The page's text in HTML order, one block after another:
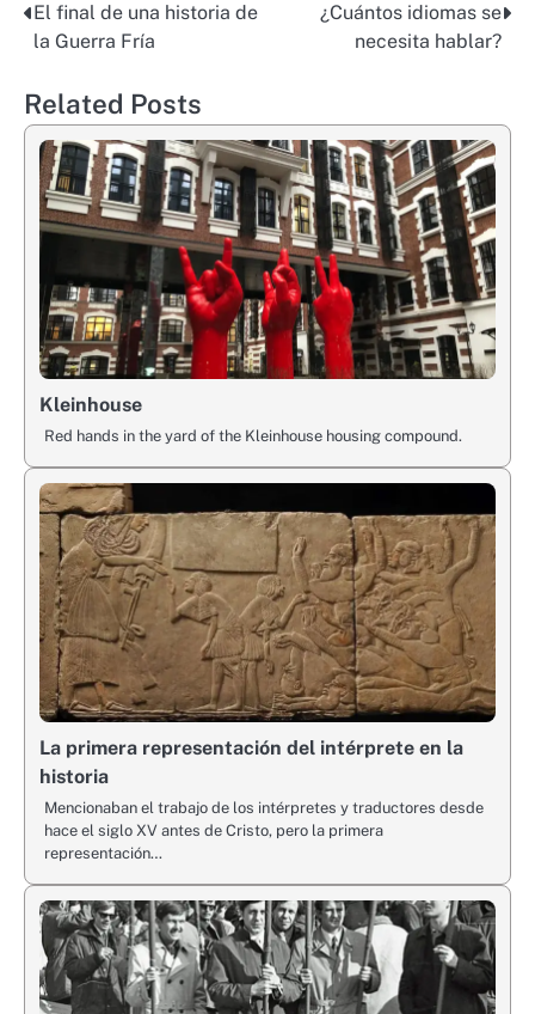
Post
El final de una historia de
la Guerra Fría
¿Cuántos idiomas se
necesita hablar?
Related Posts
Kleinhouse
Red hands in the yard of the Kleinhouse housing compound.
La primera representación del intérprete en la
historia
Mencionaban el trabajo de los intérpretes y traductores desde
hace el siglo XV antes de Cristo, pero la primera
representación…